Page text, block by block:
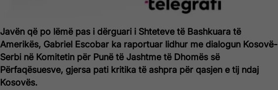
Javën që po lëmë pas i dërguari i Shteteve të Bashkuara të
Amerikës, Gabriel Escobar ka raportuar lidhur me dialogun Kosovë-
Serbi në Komitetin për Punë të Jashtme të Dhomës së
Përfaqësuesve, gjersa pati kritika të ashpra për qasjen e tij ndaj
Kosovës.